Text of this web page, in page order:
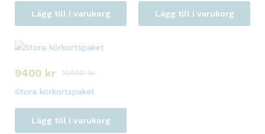
Lägg till i varukorg Lägg till i varukorg
9400 kr 10400kr
Stora körkortspaket
Lägg till i varukorg